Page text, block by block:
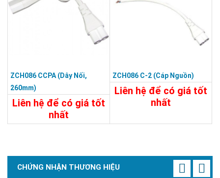
ZCH086 CCPA (dây Nối,
260mm)
Liên hệ để có giá tốt
nhất
20.800đ
ZCH086 C-2 (cáp Nguồn)
Liên hệ để có giá tốt
nhất
CHỨNG NHẬN THƯƠNG HIỆU